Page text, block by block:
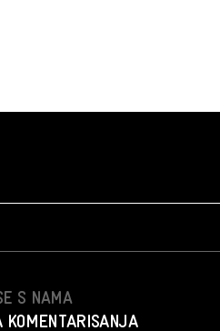
S NAMA
KOMENTARISANJA